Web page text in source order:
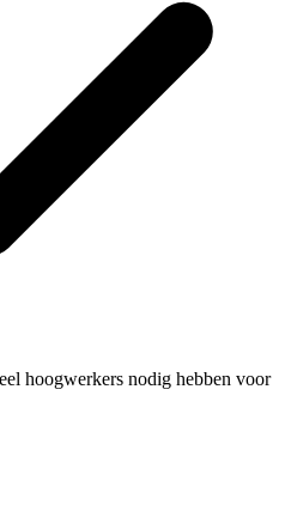
hoogwerkers nodig hebben voor